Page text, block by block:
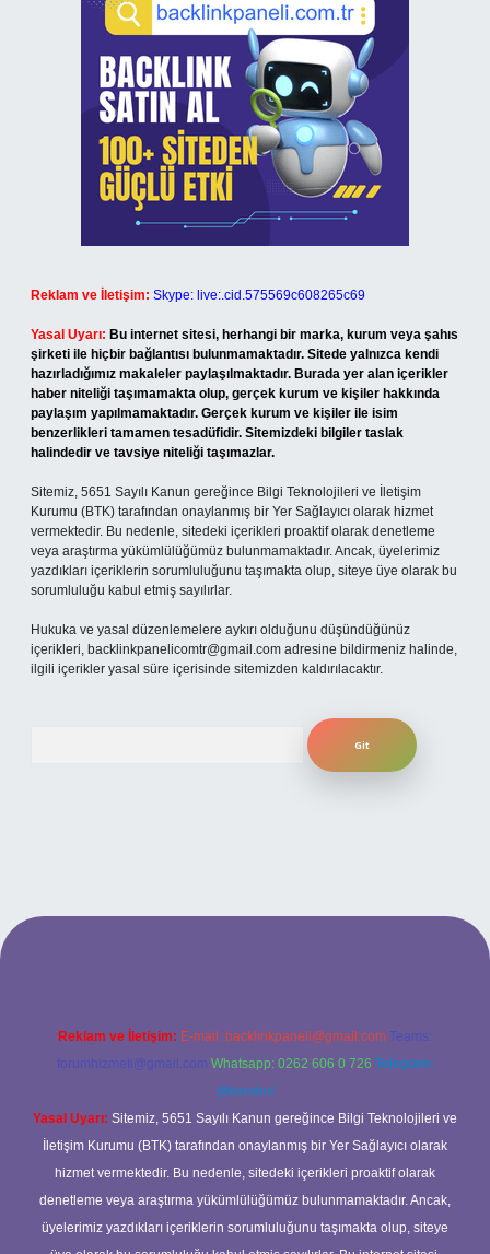
Reklam ve İletişim: Skype: live:.cid.575569c608265c69
Yasal Uyarı: Bu internet sitesi, herhangi bir marka, kurum veya şahıs
şirketi ile hiçbir bağlantısı bulunmamaktadır. Sitede yalnızca kendi
hazırladığımız makaleler paylaşılmaktadır. Burada yer alan içerikler
haber niteliği taşımamakta olup, gerçek kurum ve kişiler hakkında
paylaşım yapılmamaktadır. Gerçek kurum ve kişiler ile isim
benzerlikleri tamamen tesadüfidir. Sitemizdeki bilgiler taslak
halindedir ve tavsiye niteliği taşımazlar.
Sitemiz, 5651 Sayılı Kanun gereğince Bilgi Teknolojileri ve İletişim
Kurumu (BTK) tarafından onaylanmış bir Yer Sağlayıcı olarak hizmet
vermektedir. Bu nedenle, sitedeki içerikleri proaktif olarak denetleme
veya araştırma yükümlülüğümüz bulunmamaktadır. Ancak, üyelerimiz
yazdıkları içeriklerin sorumluluğunu taşımakta olup, siteye üye olarak bu
sorumluluğu kabul etmiş sayılırlar.
Hukuka ve yasal düzenlemelere aykırı olduğunu düşündüğünüz
içerikleri, backlinkpanelicomtr@gmail.com adresine bildirmeniz halinde,
ilgili içerikler yasal süre içerisinde sitemizden kaldırılacaktır.
yeni giriş
Reklam ve İletişim: E-mail: backlinkpaneli@gmail.com Teams:
forumhizmeti@gmail.com Whatsapp: 0262 606 0 726 Telegram:
@karabul
Yasal Uyarı: Sitemiz, 5651 Sayılı Kanun gereğince Bilgi Teknolojileri ve
İletişim Kurumu (BTK) tarafından onaylanmış bir Yer Sağlayıcı olarak
hizmet vermektedir. Bu nedenle, sitedeki içerikleri proaktif olarak
denetleme veya araştırma yükümlülüğümüz bulunmamaktadır. Ancak,
üyelerimiz yazdıkları içeriklerin sorumluluğunu taşımakta olup, siteye